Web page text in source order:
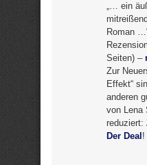
„… ein
Roman
Seiten) –
Zur
Effekt“
anderen
von Lena
reduziert:
Der Deal !